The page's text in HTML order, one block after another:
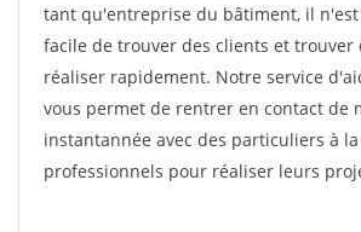
tant qu'entreprise du bâtiment, il
facile de trouver des clients et trouver
réaliser rapidement. Notre service
vous permet de rentrer en contact de
instantannée avec des particuliers à
professionnels pour réaliser leurs